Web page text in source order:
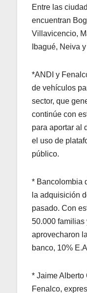
Entre las
encuentran
Villavicencio,
Ibagué, Neiva
*ANDI y
de vehículos
sector, que
continúe con
para aportar al
el uso de
público.
* Bancolombia
la adquisición
pasado. Con
50.000 familias
aprovecharon
banco, 10%
* Jaime Alberto
Fenalco,